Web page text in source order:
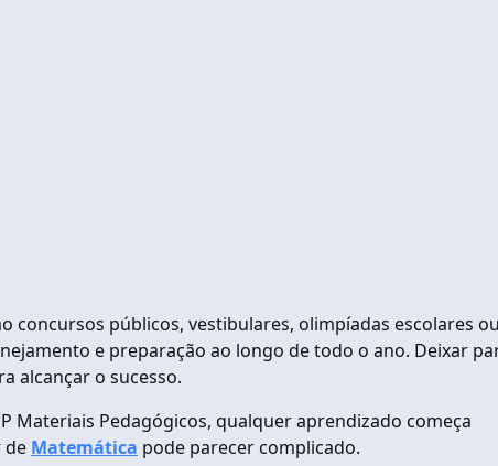
concursos públicos, vestibulares, olimpíadas escolares
e preparação ao longo de todo o ano. Deixar
alcançar o sucesso.
Materiais Pedagógicos, qualquer aprendizado começa
de Matemática pode parecer complicado.